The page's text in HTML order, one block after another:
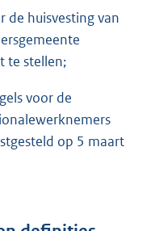
de huisvesting van
te stellen;
voor de
op 5 maart